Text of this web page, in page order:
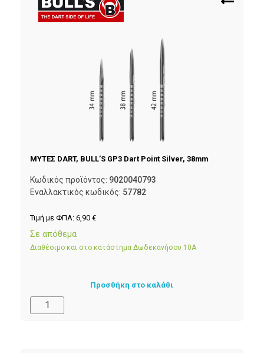
ΜΥΤΕΣ DART, BULL’S GP3 Dart Point Silver, 38mm
Κωδικός προϊόντος: 9020040793
Εναλλακτικός κωδικός: 57782
Τιμή με ΦΠΑ: 6,90 €
Σε απόθεμα
Διαθέσιμο και στο κατάστημα Δωδεκανήσου 10Α
Προσθήκη στο καλάθι